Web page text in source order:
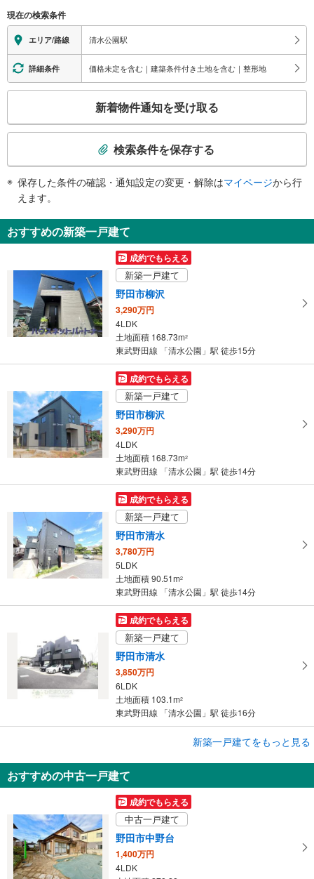
地上⇔改札⇔ホーム：○
エレベータ
・各ホーム⇔改札
・改札⇔東口
・改札⇔西口
トイレ
・改札内
その他
・点字テープ（券売機・手すり等）
・ＡＥＤ
現在の検索条件
エリア/路線 清水公園駅
詳細条件 価格未定を含む｜建築条件付き土地を含む｜整形地
検
知
を
け
る
・
条
イ
ペ
ー
ジ
に
存
る
新着物件通知を受け取る
検索条件を保存する
保存した条件の確認・通知設定の変更・解除はマイページから行
えます。
おすすめの新築一戸建て
成約でもらえる
新築一戸建て
野田市柳沢
3,290万円
4LDK
土地面積 168.73m2
東武野田線 「清水公園」駅 徒歩15分
成約でもらえる
新築一戸建て
野田市柳沢
3,290万円
4LDK
土地面積 168.73m2
東武野田線 「清水公園」駅 徒歩14分
成約でもらえる
新築一戸建て
野田市清水
3,780万円
5LDK
土地面積 90.51m2
東武野田線 「清水公園」駅 徒歩14分
成約でもらえる
新築一戸建て
野田市清水
3,850万円
6LDK
土地面積 103.1m2
東武野田線 「清水公園」駅 徒歩16分
野田市柳沢
3,290万円
4LDK WIC、SIC、パントリー
土地面積 168.73m
東武野田線 「清水公園」駅 徒歩15分
新築一戸建てをもっと見る
おすすめの中古一戸建て
成約でもらえる
中古一戸建て
野田市中野台
1,400万円
4LDK